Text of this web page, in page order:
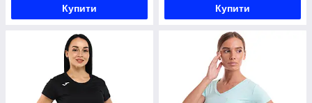
Купити Купити